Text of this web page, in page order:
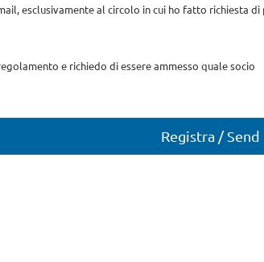
esclusivamente al circolo in cui ho fatto richiesta
e richiedo di essere ammesso quale socio